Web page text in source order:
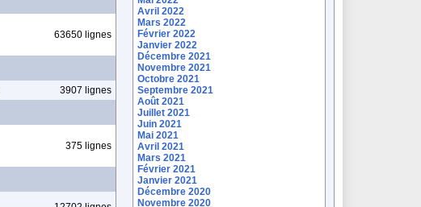
63650 lignes
3907 lignes
375 lignes
Avril 2022
Mars 2022
Février 2022
Janvier 2022
Décembre 2021
Novembre 2021
Octobre 2021
Septembre 2021
Août 2021
Juillet 2021
Juin 2021
Mai 2021
Avril 2021
Mars 2021
Février 2021
Janvier 2021
Décembre 2020
Novembre 2020